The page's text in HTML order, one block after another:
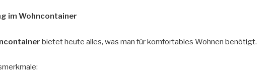
im Wohncontainer
bietet heute alles, was man für komfortables Wohnen benötigt.